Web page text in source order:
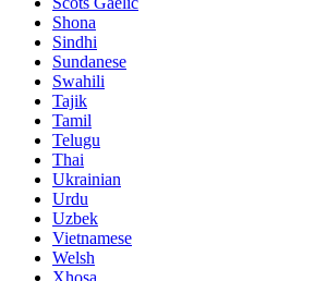
Shona
Sindhi
Sundanese
Swahili
Tajik
Tamil
Telugu
Thai
Ukrainian
Urdu
Uzbek
Vietnamese
Welsh
Xhosa